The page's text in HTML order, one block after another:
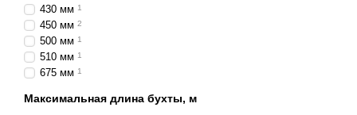
430 мм 1
450 мм 2
500 мм 1
510 мм 1
675 мм 1
Максимальная длина бухты, м